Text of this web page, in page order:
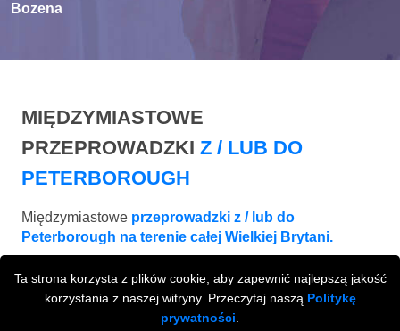
Ta strona korzysta z plików cookie, aby zapewnić najlepszą jakość
korzystania z naszej witryny. Przeczytaj naszą Politykę
prywatności
Bozena
MIĘDZYMIASTOWE
PRZEPROWADZKI Z / LUB DO
PETERBOROUGH
Międzymiastowe przeprowadzki z / lub do
Peterborough na terenie całej Wielkiej Brytani.